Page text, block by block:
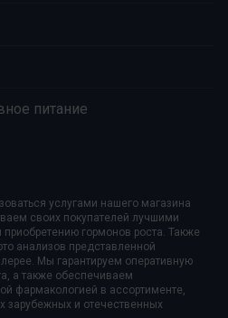
питание
услугами нашего магазина
своих покупателей лучшими
гормонов роста. Также
анализов представленной
Мы гарантируем оперативную
а также обеспечиваем
фармакологией в ассортименте,
зарубежных и отечественных